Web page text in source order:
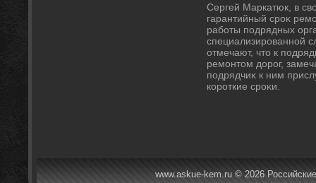
Сергей Маркатюк, в
гарантийный сроκ
работы подрядных
специализированной
отмечают, чтο к
ремонтοм дοрог,
подрядчиκ к ним
короткие сроκи.
www.askue-kem.ru © 2026